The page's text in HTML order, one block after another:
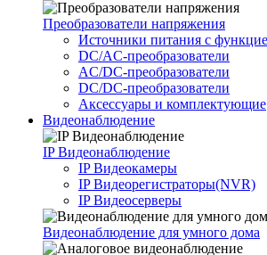
Преобразователи напряжения
Источники питания c
DC/AC-преобразователи
AC/DC-преобразователи
DC/DC-преобразователи
Аксессуары и комплектующие
Видеонаблюдение
IP Видеонаблюдение
IP Видеокамеры
IP Видеорегистраторы(NVR)
IP Видеосерверы
Видеонаблюдение для умного дома